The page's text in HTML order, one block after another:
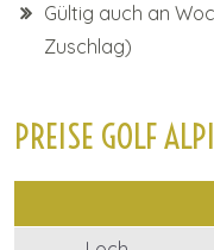
Gültig auch an
Zuschlag)
PREISE GOLF